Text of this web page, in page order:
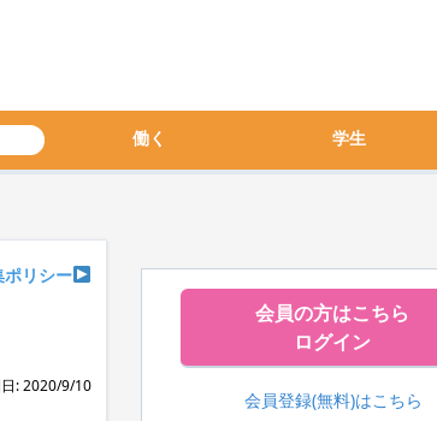
働く 学生
ポリシー
: 2020/9/10
会員の方はこちら
ログイン
会員登録(無料)はこちら